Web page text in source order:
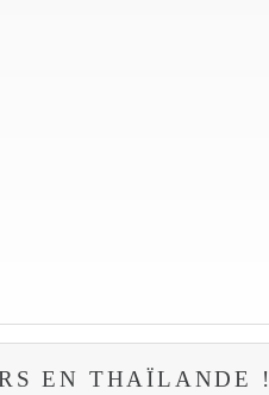
EN THAÏLANDE !